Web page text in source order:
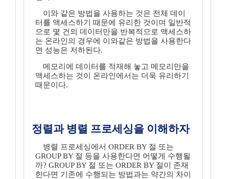
이와 같은 방법을 사용하는 것은 전체 데이
터를 액세스하기 때문에 유리한 것이며 일반적
으로 몇 건의 데이터만을 반복적으로 액세스하
는 온라인의 경우에 이와같은 방법을 사용한다
면 성능은 저하된다.
메모리에 데이터를 적재해 놓고 메모리만을
액세스하는 것이 온라인에서는 더욱 유리하기
때문이다.
정렬과 병렬 프로세싱을 이해하자
병렬 프로세싱에서 ORDER BY 절 또는
GROUP BY 절 등을 사용한다면 어떻게 수행될
까? GROUP BY 절 또는 ORDER BY 절이 존재
한다면 기존에 수행되는 방법과는 약간의 차이